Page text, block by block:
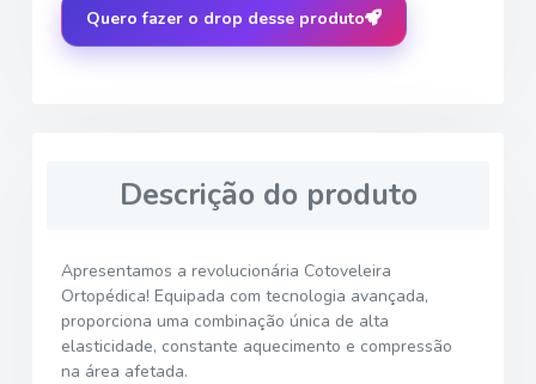
Quero fazer o drop desse produto
Descrição do produto
Apresentamos a revolucionária Cotoveleira
Ortopédica! Equipada com tecnologia avançada,
proporciona uma combinação única de alta
elasticidade, constante aquecimento e compressão
na área afetada.